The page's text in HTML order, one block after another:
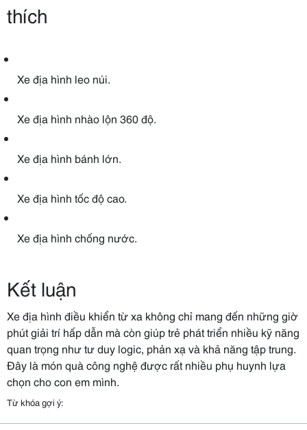
thích
Xe địa hình leo núi.
Xe địa hình nhào lộn 360 độ.
Xe địa hình bánh lớn.
Xe địa hình tốc độ cao.
Xe địa hình chống nước.
Kết luận
Xe địa hình điều khiển từ xa không chỉ mang đến những giờ
phút giải trí hấp dẫn mà còn giúp trẻ phát triển nhiều kỹ năng
quan trọng như tư duy logic, phản xạ và khả năng tập trung.
Đây là món quà công nghệ được rất nhiều phụ huynh lựa
chọn cho con em mình.
Từ khóa gợi ý: